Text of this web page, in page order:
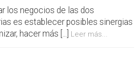
los negocios de las dos
es establecer posibles sinergias
hacer más [...]
Leer más...